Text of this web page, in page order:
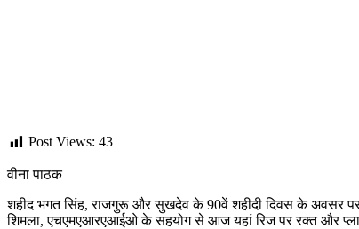
Post Views: 43
वीना पाठक
शहीद भगत सिंह, राजगुरू और सुखदेव के 90वें शहीदी दिवस के अवसर पर
शिमला, एचएमएआरएआईओ के सहयोग से आज यहां रिज पर रक्त और